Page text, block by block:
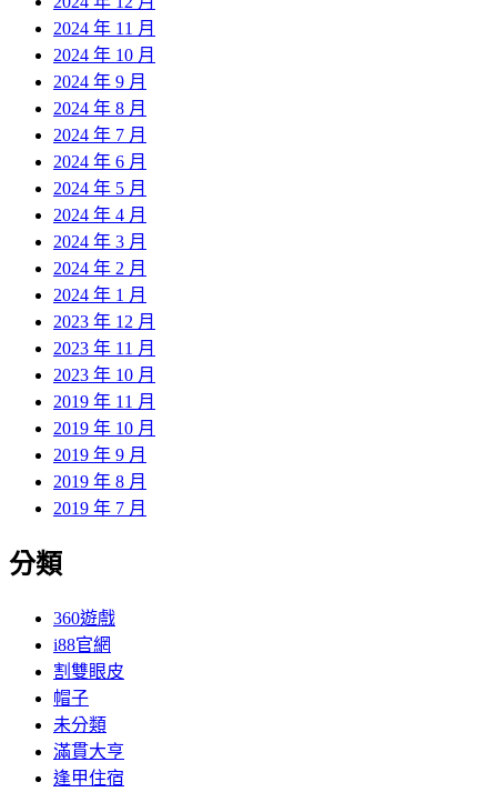
2024 年 11 月
2024 年 10 月
2024 年 9 月
2024 年 8 月
2024 年 7 月
2024 年 6 月
2024 年 5 月
2024 年 4 月
2024 年 3 月
2024 年 2 月
2024 年 1 月
2023 年 12 月
2023 年 11 月
2023 年 10 月
2019 年 11 月
2019 年 10 月
2019 年 9 月
2019 年 8 月
2019 年 7 月
分類
360遊戲
i88官網
割雙眼皮
帽子
未分類
滿貫大亨
逢甲住宿